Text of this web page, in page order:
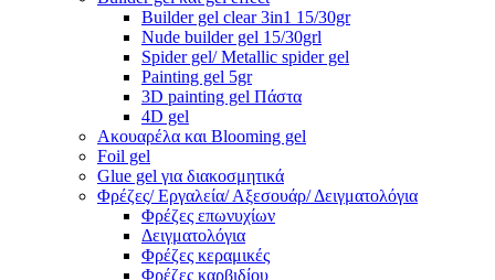
Builder gel clear 3in1 15/30gr
Nude builder gel 15/30grl
Spider gel/ Metallic spider gel
Painting gel 5gr
3D painting gel Πάστα
4D gel
Ακουαρέλα και Blooming gel
Foil gel
Glue gel για διακοσμητικά
Φρέζες/ Εργαλεία/ Αξεσουάρ/ Δειγματολόγια
Φρέζες επωνυχίων
Δειγματολόγια
Φρέζες κεραμικές
Φρέζες καρβιδίου